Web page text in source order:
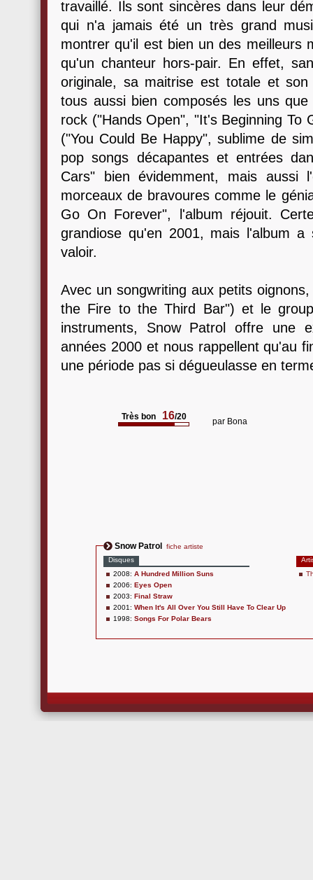
travaillé. Ils sont sincères dans leur
qui n'a jamais été un très grand
montrer qu'il est bien un des meilleurs
qu'un chanteur hors-pair. En effet,
originale, sa maitrise est totale et
tous aussi bien composés les uns
rock ("Hands Open", "It's Beginning To
("You Could Be Happy", sublime de
pop songs décapantes et entrées
Cars" bien évidemment, mais aussi
morceaux de bravoures comme le
Go On Forever", l'album réjouit.
grandiose qu'en 2001, mais l'album a
valoir.
Avec un songwriting aux petits
the Fire to the Third Bar") et le
instruments, Snow Patrol offre une
années 2000 et nous rappellent qu'au
une période pas si dégueulasse en
Très bon 16/20 par Bona
Snow Patrol
fiche artiste
Disques
2008: A Hundred Million Suns
2006: Eyes Open
2003: Final Straw
2001: When It's All Over You Still Have To Clear Up
1998: Songs For Polar Bears